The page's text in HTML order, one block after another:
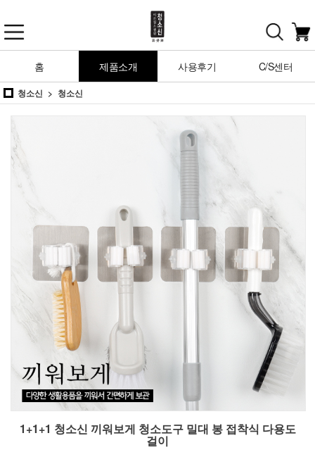
홈 제품소개 사용후기 C/S센터
청소신 청소신
1+1+1 청소신 끼워보게 청소도구 밀대 봉 접착식 다용도
걸이